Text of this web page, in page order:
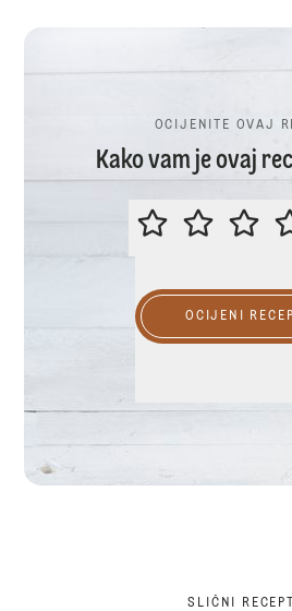
OCIJENITE OVAJ
Kako vam je ovaj
OCIJENI
SLIČNI